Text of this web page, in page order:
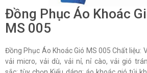
Đồng Phục Áo Khoác
MS 005
Đồng Phục Áo Khoác Gió MS 005 Chất liệu:
vải micro, vải dù, vải nỉ, nỉ cào, vải gió